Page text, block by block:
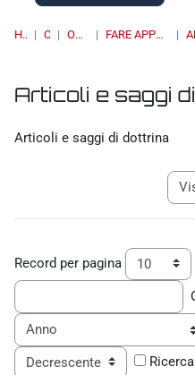
HOME CORSI OSSERVATORI FARE APPRENDISTATO - DATABASE
Articoli e saggi
Articoli e saggi di dottrina
Record per pagina